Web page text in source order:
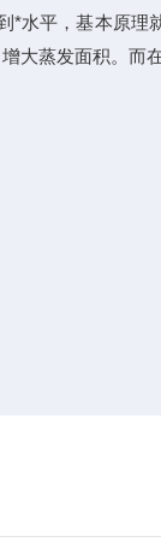
平，基本原
蒸发面积。而